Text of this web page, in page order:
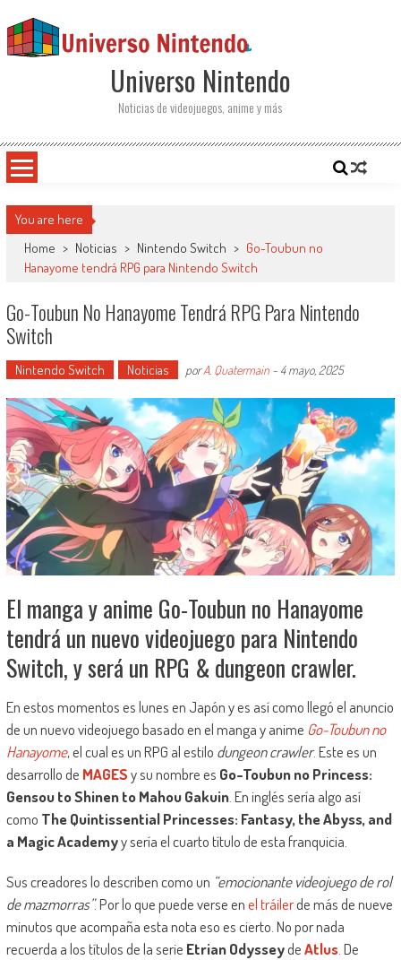
Universo Nintendo
Noticias de videojuegos, anime y más
You are here
Home > Noticias > Nintendo Switch > Go-Toubun no
Hanayome tendrá RPG para Nintendo Switch
Go-Toubun No Hanayome Tendrá RPG Para Nintendo
Switch
Nintendo Switch Noticias porA. Quatermain- 4 mayo, 2025
El manga y anime Go-Toubun no Hanayome
tendrá un nuevo videojuego para Nintendo
Switch, y será un RPG & dungeon crawler.
En estos momentos es lunes en Japón y es así como llegó el anuncio
de un nuevo videojuego basado en el manga y anime Go-Toubun no
Hanayome, el cual es un RPG al estilo dungeon crawler. Este es un
desarrollo de MAGESy su nombre es Go-Toubun no Princess:
Gensou to Shinen to Mahou Gakuin. En inglés sería algo así
como The Quintissential Princesses: Fantasy, the Abyss, and
a Magic Academyy sería el cuarto título de esta franquicia.
Sus creadores lo describen como un “emocionante videojuego de rol
de mazmorras”. Por lo que puede verse enel tráilerde más de nueve
minutos que acompaña esta nota eso es cierto. No por nada
recuerda a los títulos de la serie Etrian OdysseydeAtlus. De